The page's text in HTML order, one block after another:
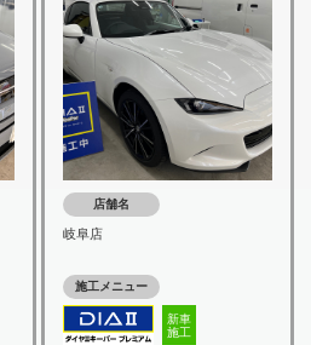
店舗名
岐阜店
施工メニュー
新車
施工